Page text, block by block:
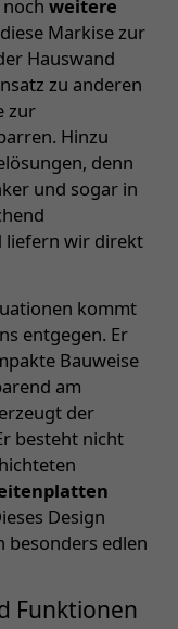
weitere
Markise zur
Hauswand
zu anderen
zur
Hinzu
denn
und sogar in
liefern wir direkt
kommt
entgegen. Er
Bauweise
am
der
besteht nicht
Design
besonders edlen
Funktionen